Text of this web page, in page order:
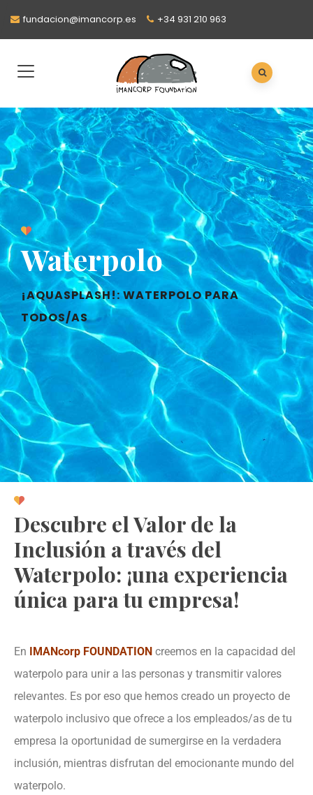
fundacion@imancorp.es +34 931 210 963
Waterpolo
¡AQUASPLASH!: WATERPOLO PARA
TODOS/AS
Descubre el Valor de la
Inclusión a través del
Waterpolo: ¡una experiencia
única para tu empresa!
En IMANcorp FOUNDATION creemos en la capacidad del
waterpolo para unir a las personas y transmitir valores
relevantes. Es por eso que hemos creado un proyecto de
waterpolo inclusivo que ofrece a los empleados/as de tu
empresa la oportunidad de sumergirse en la verdadera
inclusión, mientras disfrutan del emocionante mundo del
waterpolo.